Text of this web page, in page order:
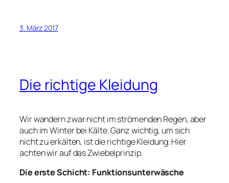
3. März 2017
Die richtige Kleidung
Wir wandern zwar nicht im strömenden Regen, aber
auch im Winter bei Kälte. Ganz wichtig, um sich
nicht zu erkälten, ist die richtige Kleidung. Hier
achten wir auf das Zwiebelprinzip.
Die erste Schicht: Funktionsunterwäsche